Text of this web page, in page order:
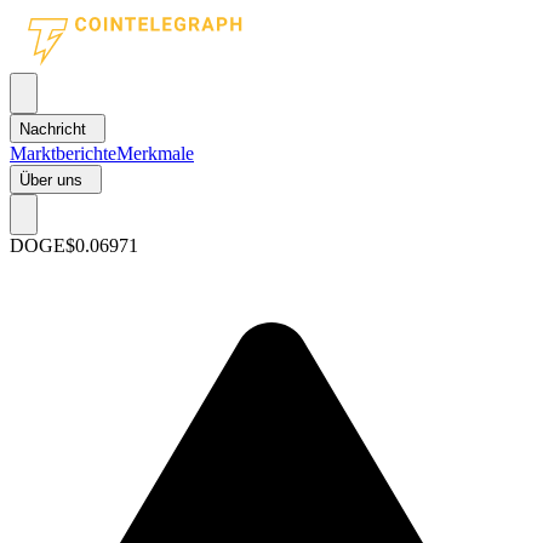
Nachricht
MarktberichteMerkmale
Über uns
DOGE$0.06971